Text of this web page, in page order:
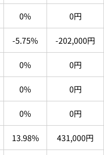
0% 0円
-5.75% -202,000円
0% 0円
0% 0円
0% 0円
13.98% 431,000円